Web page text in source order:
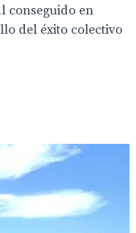
conseguido en
del éxito colectivo